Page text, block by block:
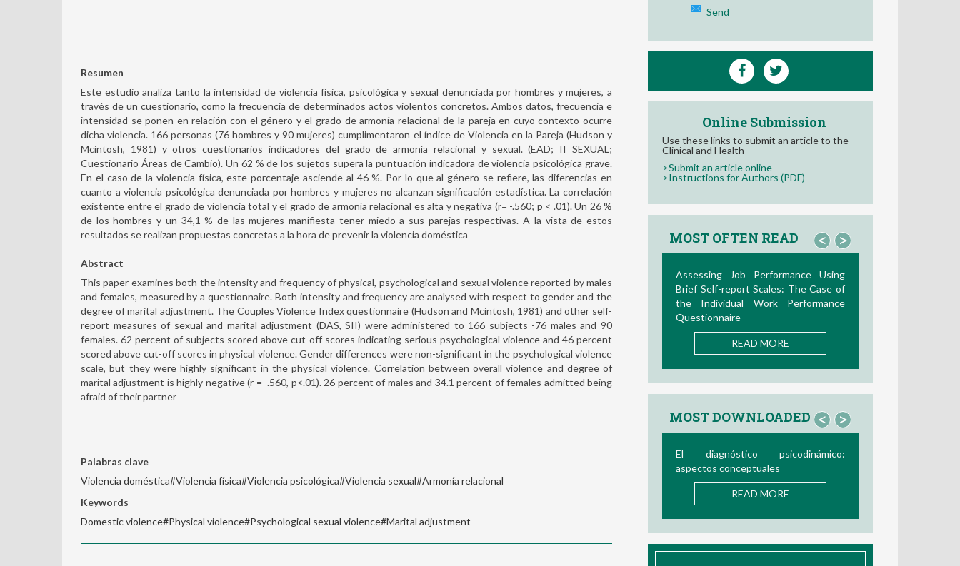
Resumen
Este estudio analiza tanto la intensidad de violencia física, psicológica y sexual denunciada por hombres y mujeres, a
través de un cuestionario, como la frecuencia de determinados actos violentos concretos. Ambos datos, frecuencia e
intensidad se ponen en relación con el género y el grado de armonía relacional de la pareja en cuyo contexto ocurre
dicha violencia. 166 personas (76 hombres y 90 mujeres) cumplimentaron el índice de Violencia en la Pareja (Hudson y
Mcintosh, 1981) y otros cuestionarios indicadores del grado de armonía relacional y sexual. (EAD; II SEXUAL;
Cuestionario Áreas de Cambio). Un 62 % de los sujetos supera la puntuación indicadora de violencia psicológica grave.
En el caso de la violencia física, este porcentaje asciende al 46 %. Por lo que al género se refiere, las diferencias en
cuanto a violencia psicológica denunciada por hombres y mujeres no alcanzan significación estadística. La correlación
existente entre el grado de violencia total y el grado de armonía relacional es alta y negativa (r= -.560; p < .01). Un 26 %
de los hombres y un 34,1 % de las mujeres manifiesta tener miedo a sus parejas respectivas. A la vista de estos
resultados se realizan propuestas concretas a la hora de prevenir la violencia doméstica
Abstract
This paper examines both the intensity and frequency of physical, psychological and sexual violence reported by males
and females, measured by a questionnaire. Both intensity and frequency are analysed with respect to gender and the
degree of marital adjustment. The Couples Violence Index questionnaire (Hudson and Mcintosh, 1981) and other self-
report measures of sexual and marital adjustment (DAS, SII) were administered to 166 subjects -76 males and 90
females. 62 percent of subjects scored above cut-off scores indicating serious psychological violence and 46 percent
scored above cut-off scores in physical violence. Gender differences were non-significant in the psychological violence
scale, but they were highly significant in the physical violence. Correlation between overall violence and degree of
marital adjustment is highly negative (r = -.560, p<.01). 26 percent of males and 34.1 percent of females admitted being
afraid of their partner
Palabras clave
Violencia doméstica#Violencia física#Violencia psicológica#Violencia sexual#Armonía relacional
Keywords
Domestic violence#Physical violence#Psychological sexual violence#Marital adjustment
Send
Online Submission
Use these links to submit an article to the
Clinical and Health
>Submit an article online
>Instructions for Authors (PDF)
MOST OFTEN READ < >
Assessing Job Performance Using
Brief Self-report Scales: The Case of
the Individual Work Performance
Questionnaire
READ MORE
MOST DOWNLOADED < >
El diagnóstico psicodinámico:
aspectos conceptuales
READ MORE